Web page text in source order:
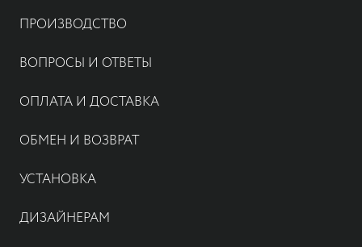
ПРОИЗВОДСТВО
ВОПРОСЫ И ОТВЕТЫ
ОПЛАТА И ДОСТАВКА
ОБМЕН И ВОЗВРАТ
УСТАНОВКА
ДИЗАЙНЕРАМ